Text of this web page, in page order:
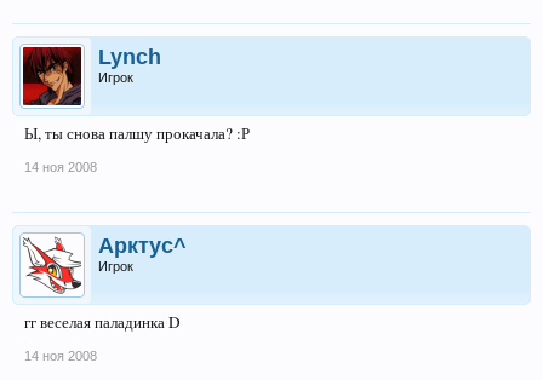
Lynch
Игрок
Ы, ты снова палшу прокачала? :Р
14 ноя 2008
Арктус^
Игрок
гг веселая паладинка D
14 ноя 2008